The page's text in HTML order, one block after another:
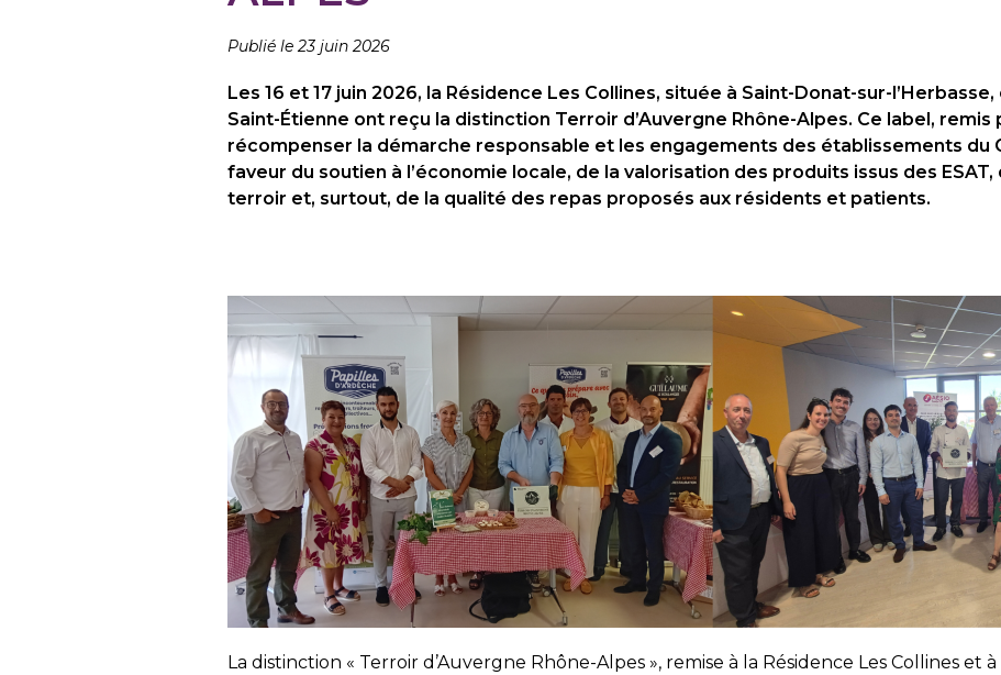
Publié le 23 juin 2026
Les 16 et 17 juin 2026, la Résidence Les Collines, située à Saint-Donat-sur-
Saint-Étienne ont reçu la distinction Terroir d’Auvergne Rhône-Alpes. Ce label, remis
récompenser la démarche responsable et les engagements des établissements du
faveur du soutien à l’économie locale, de la valorisation des produits issus des
terroir et, surtout, de la qualité des repas proposés aux résidents et patients.
La distinction « Terroir d’Auvergne Rhône-Alpes », remise à la Résidence Les Collines et